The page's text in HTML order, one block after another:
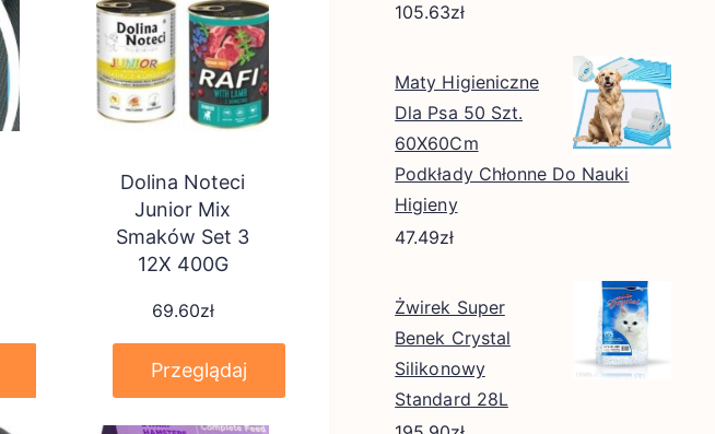
Dolina Noteci
Junior Mix
Smaków Set 3
12X 400G
69.60zł
Przeglądaj
105.63zł
Maty Higieniczne
Dla Psa 50 Szt.
60X60Cm
Podkłady Chłonne Do Nauki
Higieny
47.49zł
Żwirek Super
Benek Crystal
Silikonowy
Standard 28L